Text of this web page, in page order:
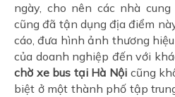
ngày, cho nên các nhà
cũng đã tận dụng địa điểm
cáo, đưa hình ảnh thương
của doanh nghiệp đến với
chờ xe bus tại Hà Nộicũng
biệt ở một thành phố tập